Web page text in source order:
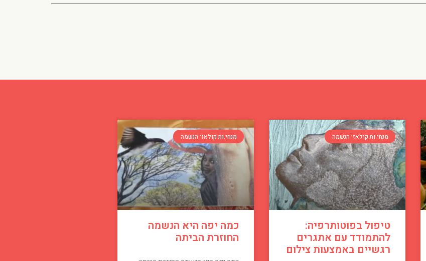
מנחי.ות קולאז׳ הנשמה
טיפול בפוטותרפיה:
להתמודד עם אתגרים
רגשיים באמצעות צילום
מנחי.ות קולאז׳ הנשמה
כמה יפה היא הנשמה
החוזרת הביתה